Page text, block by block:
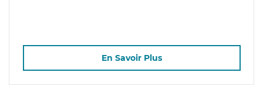
En Savoir Plus